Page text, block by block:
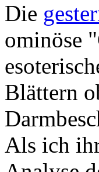
Die
ominöse
Blättern
Als ich